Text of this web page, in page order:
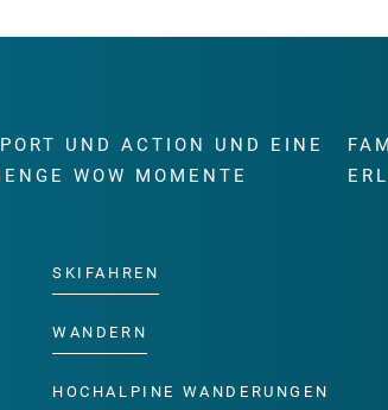
UND ACTION UND EINE
WOW MOMENTE
SKIFAHREN
WANDERN
HOCHALPINE WANDERUNGEN